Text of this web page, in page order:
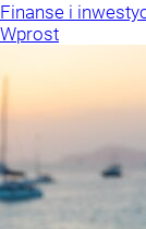
Finanse i
Wprost